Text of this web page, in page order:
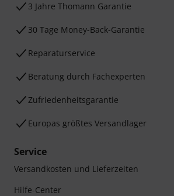
3 Jahre Thomann Garantie
30 Tage Money-Back-Garantie
Reparaturservice
Beratung durch Fachexperten
Zufriedenheitsgarantie
Europas größtes Versandlager
Service
Versandkosten und Lieferzeiten
Hilfe-Center